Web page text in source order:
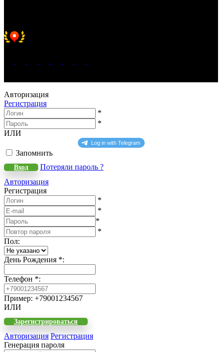
Авторизация
Регистрация
*
*
ИЛИ
Запомнить
Вход
Потеряли пароль ?
Авторизация
Регистрация
*
*
*
*
Пол:
День Рождения *:
Телефон *:
Пример: +79001234567
ИЛИ
Зарегистрироваться
Авторизация Регистрация
Генерация пароля